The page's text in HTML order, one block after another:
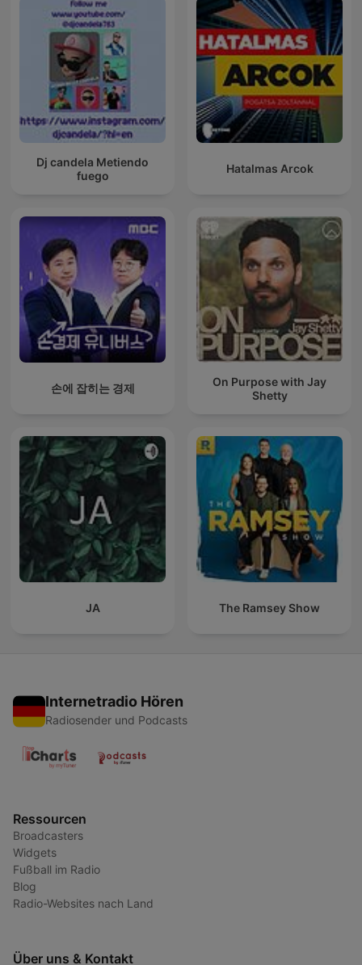
Dj candela Metiendo
fuego
Hatalmas Arcok
손에 잡히는 경제
On Purpose with Jay
Shetty
JA The Ramsey Show
Internetradio Hören
Radiosender und Podcasts
Ressourcen
Broadcasters
Widgets
Fußball im Radio
Blog
Radio-Websites nach Land
Über uns & Kontakt